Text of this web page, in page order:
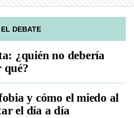
EL DEBATE
¿quién no debería
qué?
y cómo el miedo al
el día a día